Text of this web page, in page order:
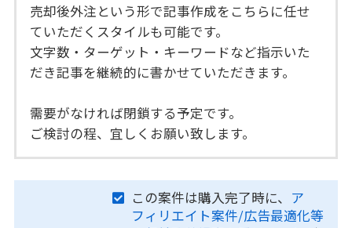
売却後外注という形で記事作成をこちらに任せ
ていただくスタイルも可能です。
文字数・ターゲット・キーワードなど指示いた
だき記事を継続的に書かせていただきます。
需要がなければ閉鎖する予定です。
ご検討の程、宜しくお願い致します。
この案件は購入完了時に、 ア
フィリエイト案件/広告最適化等